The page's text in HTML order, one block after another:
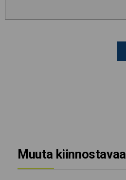
Muuta kiinnostavaa